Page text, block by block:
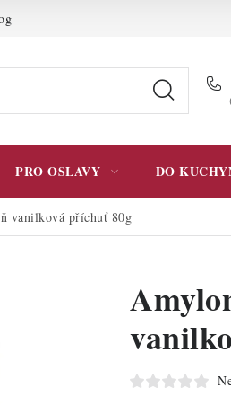
PRO OSLAVY DO
vanilková příchuť 80g